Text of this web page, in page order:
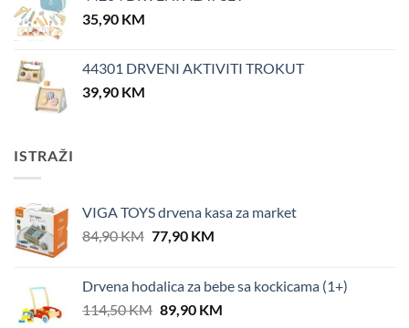
35,90 KM
44301 DRVENI AKTIVITI TROKUT
39,90 KM
ISTRAŽI
VIGA TOYS drvena kasa za market
84,90KM Original
84,90 KM.
77,90 KMCurrent
77,90 KM.
Drvena hodalica za bebe sa kockicama (1+)
114,50KM Original
89,90 KMCurrent